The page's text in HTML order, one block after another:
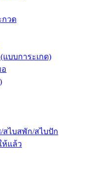
กวด
บบการะเกด)
อ
สไบสพัก/สไบปัก
ห้แล้ว